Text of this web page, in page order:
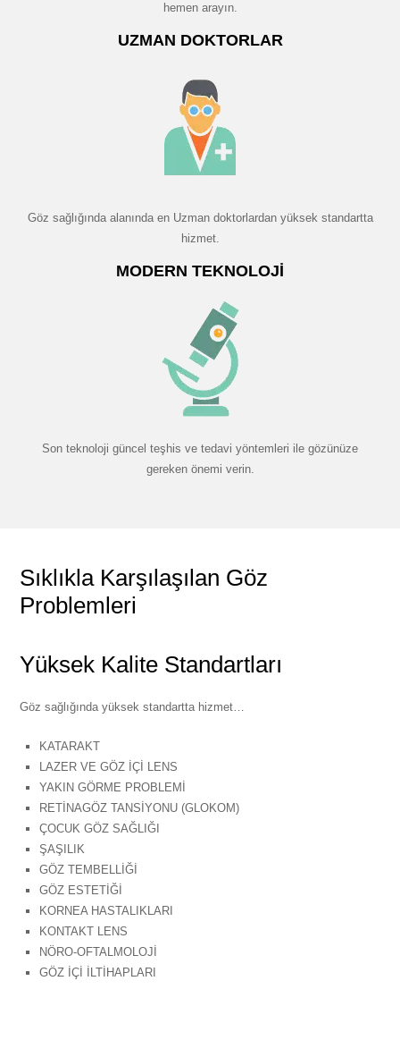
hemen arayın.
UZMAN DOKTORLAR
Göz sağlığında alanında en Uzman doktorlardan yüksek standartta
hizmet.
MODERN TEKNOLOJI
Son teknoloji güncel teşhis ve tedavi yöntemleri ile gözünüze
gereken önemi verin.
Sıklıkla Karşılaşılan Göz
Problemleri
Yüksek Kalite Standartları
Göz sağlığında yüksek standartta hizmet…
KATARAKT
LAZER VE GÖZ İÇİ LENS
YAKIN GÖRME PROBLEMİ
RETİNAGÖZ TANSİYONU (GLOKOM)
ÇOCUK GÖZ SAĞLIĞI
ŞAŞILIK
GÖZ TEMBELLİĞİ
GÖZ ESTETİĞİ
KORNEA HASTALIKLARI
KONTAKT LENS
NÖRO-OFTALMOLOJİ
GÖZ İÇİ İLTİHAPLARI